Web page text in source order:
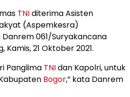
TNIditerima Asisten
(Aspemkesra)
Danrem 061/Suryakancana
Kamis, 21 Oktober 2021.
Panglima TNIdan Kapolri, untuk
Bogor,” kata Danrem